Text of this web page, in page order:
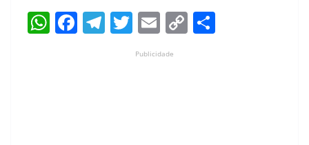
W F T T
w
itt
E
m
ai
C
Publicidade